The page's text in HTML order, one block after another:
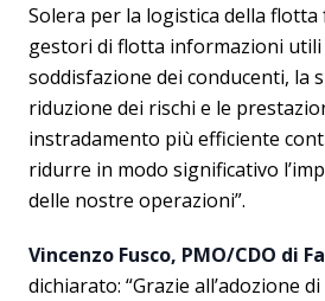
Solera per la logistica della
gestori di flotta informazioni
soddisfazione dei conducenti, la
riduzione dei rischi e le
instradamento più efficiente
ridurre in modo significativo
delle nostre operazioni”.
Vincenzo Fusco, PMO/CDO di
dichiarato: “Grazie all’adozione